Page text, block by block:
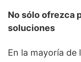
No sólo ofrezca
soluciones
En la mayoría